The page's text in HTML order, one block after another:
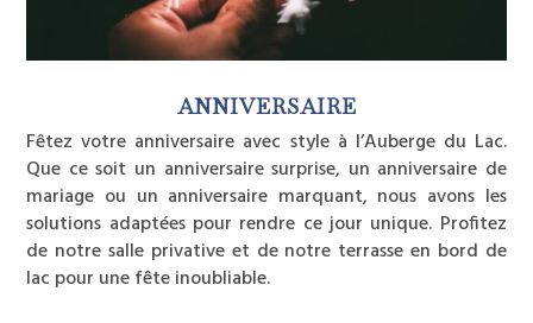
ANNIVERSAIRE
Fêtez votre anniversaire avec style à l’Auberge du Lac.
Que ce soit un anniversaire surprise, un anniversaire de
mariage ou un anniversaire marquant, nous avons les
solutions adaptées pour rendre ce jour unique. Profitez
de notre salle privative et de notre terrasse en bord de
lac pour une fête inoubliable.